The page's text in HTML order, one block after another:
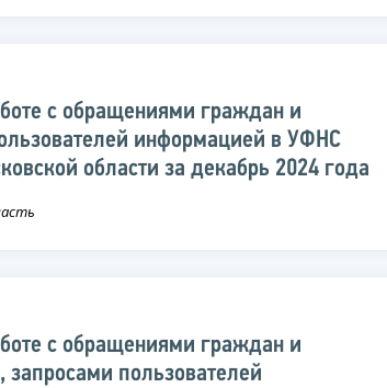
с обращениями граждан и
информацией в УФНС
области за декабрь 2024 года
с обращениями граждан и
запросами пользователей